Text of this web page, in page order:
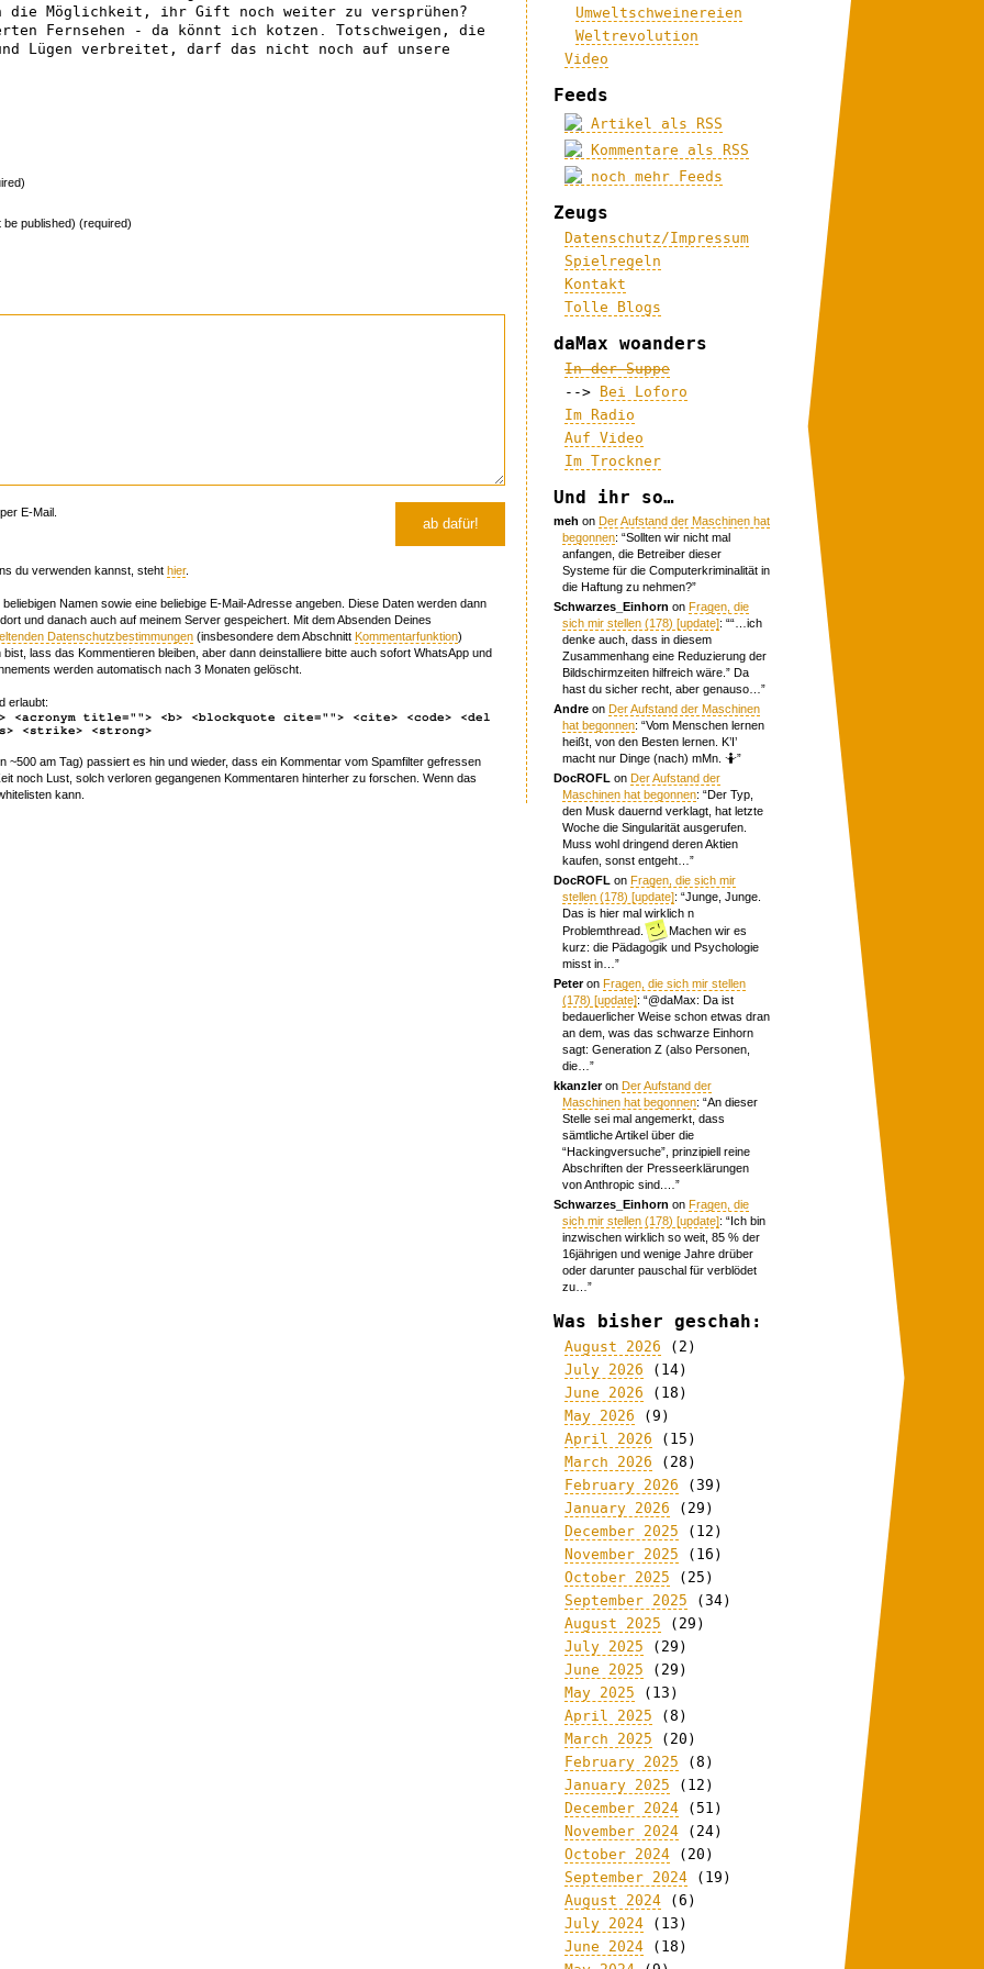
die Möglichkeit, ihr Gift noch weiter zu versprühen?
Fernsehen - da könnt ich kotzen. Totschweigen, die
und Lügen verbreitet, darf das nicht noch auf unsere
be published) (required)
E-Mail.
du verwenden kannst, steht hier.
Namen sowie eine beliebige E-Mail-Adresse angeben. Diese Daten werden dann
und danach auch auf meinem Server gespeichert. Mit dem Absenden Deines
Datenschutzbestimmungen (insbesondere dem Abschnitt Kommentarfunktion)
lass das Kommentieren bleiben, aber dann deinstalliere bitte auch sofort WhatsApp und
werden automatisch nach 3 Monaten gelöscht.
erlaubt:
title=""> <b> <blockquote cite=""> <cite> <code> <del
<strike> <strong>
am Tag) passiert es hin und wieder, dass ein Kommentar vom Spamfilter gefressen
noch Lust, solch verloren gegangenen Kommentaren hinterher zu forschen. Wenn das
kann.
Umweltschweinereien
Weltrevolution
Video
Feeds
Artikel als RSS
Kommentare als RSS
noch mehr Feeds
Zeugs
Datenschutz/Impressum
Spielregeln
Kontakt
Tolle Blogs
daMax woanders
In der Suppe
-->
Bei Loforo
Im Radio
Auf Video
Im Trockner
Und ihr so…
meh onDer Aufstand der Maschinen hat
begonnen: “Sollten wir nicht mal
anfangen, die Betreiber dieser
Systeme für die Computerkriminalität in
die Haftung zu nehmen?”
Schwarzes_Einhorn onFragen, die
sich mir stellen (178) [update]: ““…ich
denke auch, dass in diesem
Zusammenhang eine Reduzierung der
Bildschirmzeiten hilfreich wäre.” Da
hast du sicher recht, aber genauso… ”
Andre onDer Aufstand der Maschinen
hat begonnen: “Vom Menschen lernen
heißt, von den Besten lernen. K’I’
macht nur Dinge (nach) mMn. 🤷”
DocROFL onDer Aufstand der
Maschinen hat begonnen: “Der Typ,
den Musk dauernd verklagt, hat letzte
Woche die Singularität ausgerufen.
Muss wohl dringend deren Aktien
kaufen, sonst entgeht… ”
DocROFL onFragen, die sich mir
stellen (178) [update]: “Junge, Junge.
Das is hier mal wirklich n
Problemthread.
Machen wir es
kurz: die Pädagogik und Psychologie
misst in… ”
PeteronFragen, die sich mir stellen
(178) [update]: “@daMax: Da ist
bedauerlicher Weise schon etwas dran
an dem, was das schwarze Einhorn
sagt: Generation Z (also Personen,
die… ”
kkanzleronDer Aufstand der
Maschinen hat begonnen: “An dieser
Stelle sei mal angemerkt, dass
sämtliche Artikel über die
“Hackingversuche”, prinzipiell reine
Abschriften der Presseerklärungen
von Anthropic sind.… ”
Schwarzes_Einhorn onFragen, die
sich mir stellen (178) [update]: “Ich bin
inzwischen wirklich so weit, 85 % der
16jährigen und wenige Jahre drüber
oder darunter pauschal für verblödet
zu… ”
Was bisher geschah:
August 2026 (2)
July 2026 (14)
June 2026 (18)
May 2026 (9)
April 2026 (15)
March 2026 (28)
February 2026 (39)
January 2026 (29)
December 2025 (12)
November 2025 (16)
October 2025 (25)
September 2025 (34)
August 2025 (29)
July 2025 (29)
June 2025 (29)
May 2025 (13)
April 2025 (8)
March 2025 (20)
February 2025 (8)
January 2025 (12)
December 2024 (51)
November 2024 (24)
October 2024 (20)
September 2024 (19)
August 2024 (6)
July 2024 (13)
June 2024 (18)